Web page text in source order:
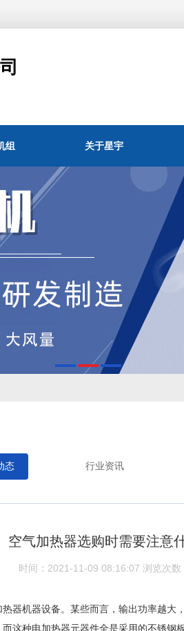
组 关于星宇
态 行业资讯
空气加热器选购时需要注意
时间：2021-11-09 08:16:07 浏览次数
器机器设备。某些而言，输出功率越大
这种电加热器元器件全是采用的不锈钢